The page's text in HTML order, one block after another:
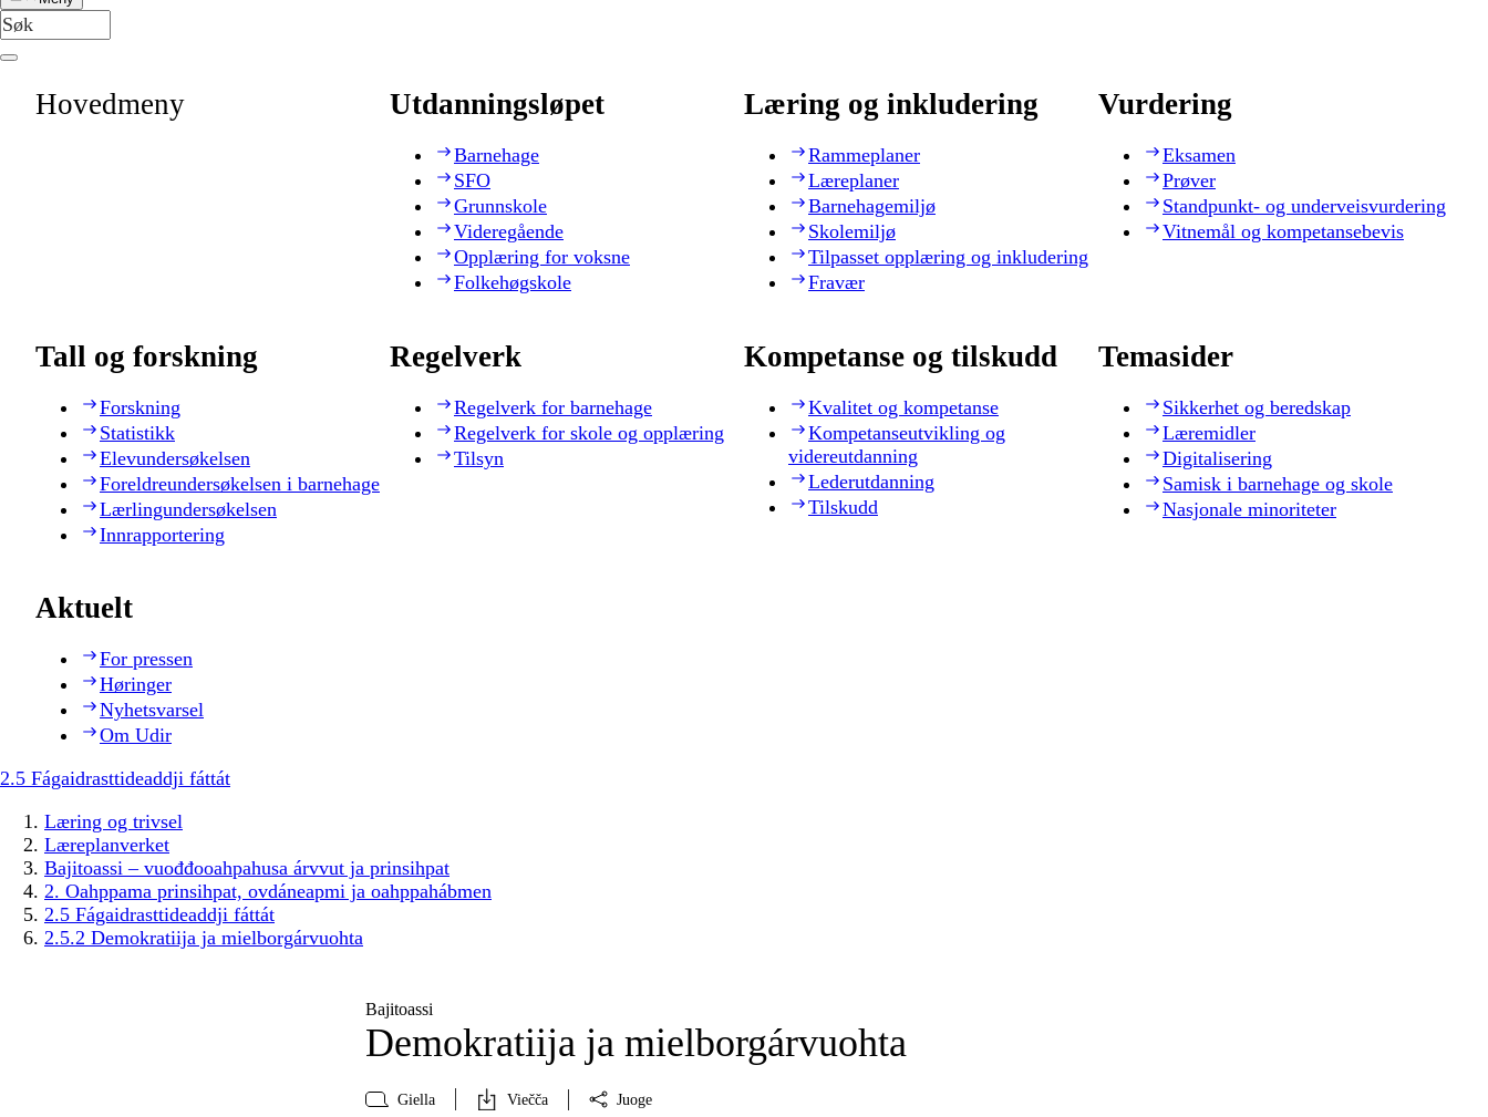
Hovedmeny Utdanningsløpet
Barnehage
SFO
Grunnskole
Videregående
Opplæring for voksne
Folkehøgskole
Læring og inkludering
Rammeplaner
Læreplaner
Barnehagemiljø
Skolemiljø
Tilpasset opplæring og inkludering
Fravær
Vurdering
Eksamen
Prøver
Standpunkt- og underveisvurdering
Vitnemål og kompetansebevis
Tall og forskning
Forskning
Statistikk
Elevundersøkelsen
Foreldreundersøkelsen i barnehage
Lærlingundersøkelsen
Innrapportering
Regelverk
Regelverk for barnehage
Regelverk for skole og opplæring
Tilsyn
Kompetanse og tilskudd
Kvalitet og kompetanse
Kompetanseutvikling og
videreutdanning
Lederutdanning
Tilskudd
Temasider
Sikkerhet og beredskap
Læremidler
Digitalisering
Samisk i barnehage og skole
Nasjonale minoriteter
Aktuelt
For pressen
Høringer
Nyhetsvarsel
Om Udir
2.5 Fágaidrasttideaddji fáttát
Læring og trivsel
Læreplanverket
Bajitoassi – vuođđooahpahusa árvvut ja prinsihpat
2. Oahppama prinsihpat, ovdáneapmi ja oahppahábmen
2.5 Fágaidrasttideaddji fáttát
2.5.2 Demokratiija ja mielborgárvuohta
Bajitoassi
Demokratiija ja mielborgárvuohta
Giella Viečča Juoge